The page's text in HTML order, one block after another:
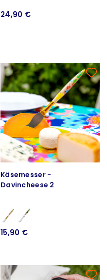
24,90 €
Käsemesser -
Davincheese 2
15,90 €